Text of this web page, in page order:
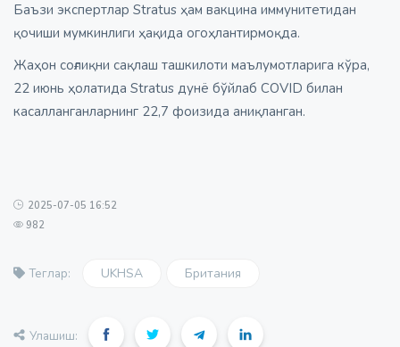
Баъзи экспертлар Stratus ҳам вакцина иммунитетидан
қочиши мумкинлиги ҳақида огоҳлантирмоқда.
Жаҳон соғлиқни сақлаш ташкилоти маълумотларига кўра,
22 июнь ҳолатида Stratus дунё бўйлаб COVID билан
касалланганларнинг 22,7 фоизида аниқланган.
2025-07-05 16:52
982
Теглар: UKHSA Британия
Улашиш: